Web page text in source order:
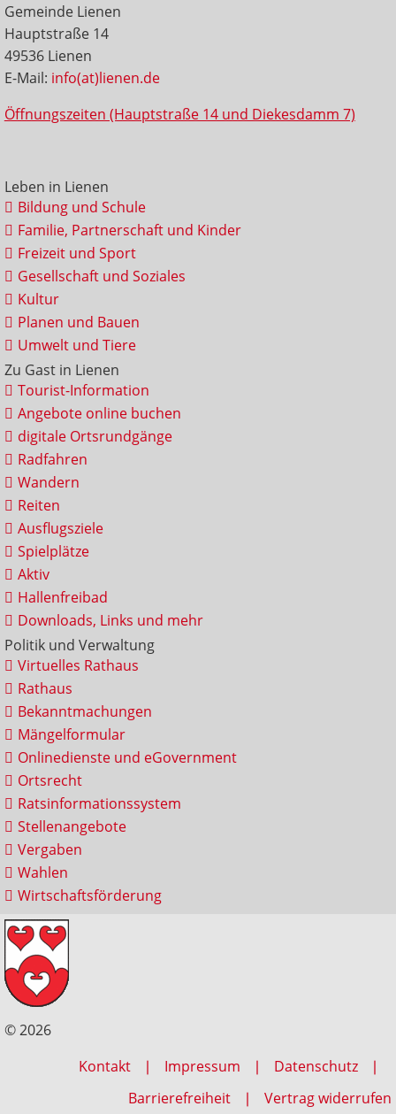
Gemeinde Lienen
Hauptstraße 14
49536 Lienen
E-Mail: info(at)lienen.de
Öffnungszeiten (Hauptstraße 14 und Diekesdamm 7)
Leben in Lienen
Bildung und Schule
Familie, Partnerschaft und Kinder
Freizeit und Sport
Gesellschaft und Soziales
Kultur
Planen und Bauen
Umwelt und Tiere
Zu Gast in Lienen
Tourist-Information
Angebote online buchen
digitale Ortsrundgänge
Radfahren
Wandern
Reiten
Ausflugsziele
Spielplätze
Aktiv
Hallenfreibad
Downloads, Links und mehr
Politik und Verwaltung
Virtuelles Rathaus
Rathaus
Bekanntmachungen
Mängelformular
Onlinedienste und eGovernment
Ortsrecht
Ratsinformationssystem
Stellenangebote
Vergaben
Wahlen
Wirtschaftsförderung
© 2026
Kontakt
Impressum
Datenschutz
Barrierefreiheit
Vertrag widerrufen